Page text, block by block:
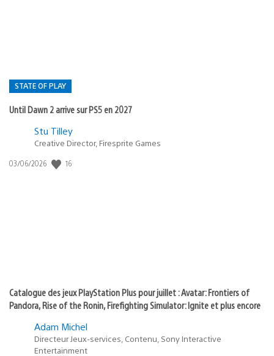
STATE OF PLAY
Until Dawn 2 arrive sur PS5 en 2027
Postée
:
Stu Tilley
Creative Director, Firesprite Games
Date
03/06/2026 16
Catalogue des jeux PlayStation Plus pour juillet : Avatar: Frontiers of
Pandora, Rise of the Ronin, Firefighting Simulator: Ignite et plus encore
Adam Michel
Directeur Jeux-services, Contenu, Sony Interactive
Entertainment